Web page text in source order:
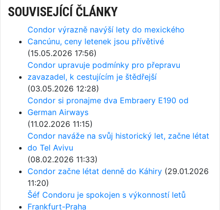
SOUVISEJÍCÍ ČLÁNKY
Condor výrazně navýší lety do mexického
Cancúnu, ceny letenek jsou přívětivé
(15.05.2026 17:56)
Condor upravuje podmínky pro přepravu
zavazadel, k cestujícím je štědřejší
(03.05.2026 12:28)
Condor si pronajme dva Embraery E190 od
German Airways
(11.02.2026 11:15)
Condor naváže na svůj historický let, začne létat
do Tel Avivu
(08.02.2026 11:33)
Condor začne létat denně do Káhiry (29.01.2026
11:20)
Šéf Condoru je spokojen s výkonností letů
Frankfurt-Praha